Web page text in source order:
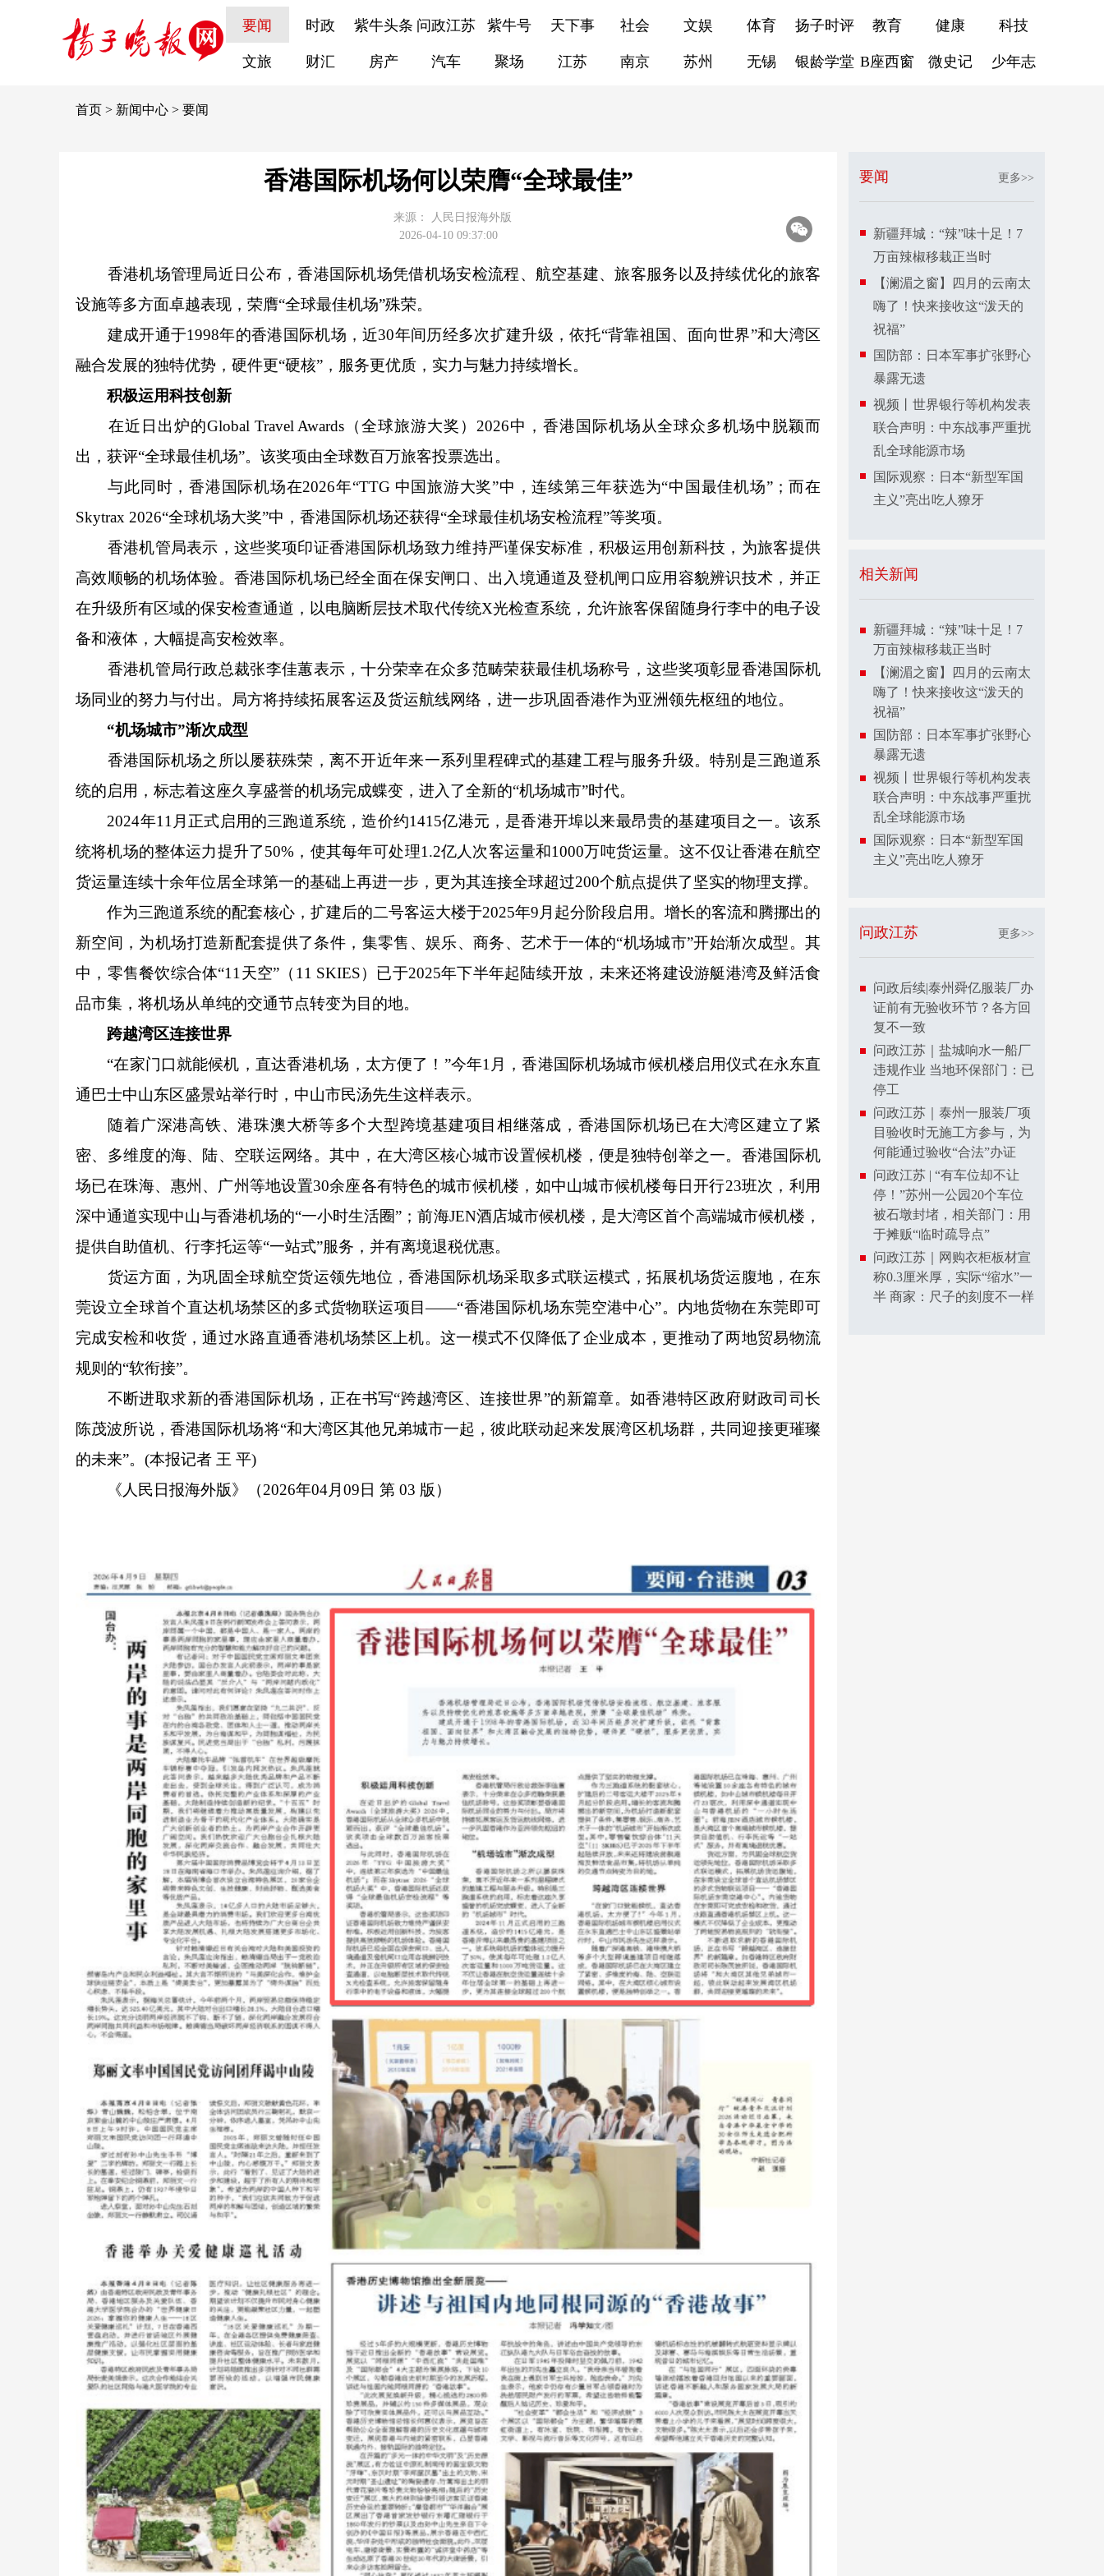
要闻 时政 紫牛头条 问政江苏 紫牛号 天下事 社会 文娱 体育 扬子时评 教育 健康 科技
文旅 财汇 房产 汽车 聚场 江苏 南京 苏州 无锡 银龄学堂 B座西窗 微史记 少年志
首页 > 新闻中心 > 要闻
香港国际机场何以荣膺“全球最佳”
来源：
人民日报海外版
2026-04-10 09:37:00
香港机场管理局近日公布，香港国际机场凭借机场安检流程、航空基建、旅客服务以及持续优化的旅客
设施等多方面卓越表现，荣膺“全球最佳机场”殊荣。
建成开通于1998年的香港国际机场，近30年间历经多次扩建升级，依托“背靠祖国、面向世界”和大湾区
融合发展的独特优势，硬件更“硬核”，服务更优质，实力与魅力持续增长。
积极运用科技创新
在近日出炉的Global Travel Awards（全球旅游大奖）2026中，香港国际机场从全球众多机场中脱颖而
出，获评“全球最佳机场”。该奖项由全球数百万旅客投票选出。
与此同时，香港国际机场在2026年“TTG 中国旅游大奖”中，连续第三年获选为“中国最佳机场”；而在
Skytrax 2026“全球机场大奖”中，香港国际机场还获得“全球最佳机场安检流程”等奖项。
香港机管局表示，这些奖项印证香港国际机场致力维持严谨保安标准，积极运用创新科技，为旅客提供
高效顺畅的机场体验。香港国际机场已经全面在保安闸口、出入境通道及登机闸口应用容貌辨识技术，并正
在升级所有区域的保安检查通道，以电脑断层技术取代传统X光检查系统，允许旅客保留随身行李中的电子设
备和液体，大幅提高安检效率。
香港机管局行政总裁张李佳蕙表示，十分荣幸在众多范畴荣获最佳机场称号，这些奖项彰显香港国际机
场同业的努力与付出。局方将持续拓展客运及货运航线网络，进一步巩固香港作为亚洲领先枢纽的地位。
“机场城市”渐次成型
香港国际机场之所以屡获殊荣，离不开近年来一系列里程碑式的基建工程与服务升级。特别是三跑道系
统的启用，标志着这座久享盛誉的机场完成蝶变，进入了全新的“机场城市”时代。
2024年11月正式启用的三跑道系统，造价约1415亿港元，是香港开埠以来最昂贵的基建项目之一。该系
统将机场的整体运力提升了50%，使其每年可处理1.2亿人次客运量和1000万吨货运量。这不仅让香港在航空
货运量连续十余年位居全球第一的基础上再进一步，更为其连接全球超过200个航点提供了坚实的物理支撑。
作为三跑道系统的配套核心，扩建后的二号客运大楼于2025年9月起分阶段启用。增长的客流和腾挪出的
新空间，为机场打造新配套提供了条件，集零售、娱乐、商务、艺术于一体的“机场城市”开始渐次成型。其
中，零售餐饮综合体“11天空”（11 SKIES）已于2025年下半年起陆续开放，未来还将建设游艇港湾及鲜活食
品市集，将机场从单纯的交通节点转变为目的地。
跨越湾区连接世界
“在家门口就能候机，直达香港机场，太方便了！”今年1月，香港国际机场城市候机楼启用仪式在永东直
通巴士中山东区盛景站举行时，中山市民汤先生这样表示。
随着广深港高铁、港珠澳大桥等多个大型跨境基建项目相继落成，香港国际机场已在大湾区建立了紧
密、多维度的海、陆、空联运网络。其中，在大湾区核心城市设置候机楼，便是独特创举之一。香港国际机
场已在珠海、惠州、广州等地设置30余座各有特色的城市候机楼，如中山城市候机楼每日开行23班次，利用
深中通道实现中山与香港机场的“一小时生活圈”；前海JEN酒店城市候机楼，是大湾区首个高端城市候机楼，
提供自助值机、行李托运等“一站式”服务，并有离境退税优惠。
货运方面，为巩固全球航空货运领先地位，香港国际机场采取多式联运模式，拓展机场货运腹地，在东
莞设立全球首个直达机场禁区的多式货物联运项目——“香港国际机场东莞空港中心”。内地货物在东莞即可
完成安检和收货，通过水路直通香港机场禁区上机。这一模式不仅降低了企业成本，更推动了两地贸易物流
规则的“软衔接”。
不断进取求新的香港国际机场，正在书写“跨越湾区、连接世界”的新篇章。如香港特区政府财政司司长
陈茂波所说，香港国际机场将“和大湾区其他兄弟城市一起，彼此联动起来发展湾区机场群，共同迎接更璀璨
的未来”。(本报记者 王 平)
《人民日报海外版》（2026年04月09日 第 03 版）
要闻 更多>>
新疆拜城：“辣”味十足！7
万亩辣椒移栽正当时
【澜湄之窗】四月的云南太
嗨了！快来接收这“泼天的
祝福”
国防部：日本军事扩张野心
暴露无遗
视频丨世界银行等机构发表
联合声明：中东战事严重扰
乱全球能源市场
国际观察：日本“新型军国
主义”亮出吃人獠牙
相关新闻
新疆拜城：“辣”味十足！7
万亩辣椒移栽正当时
【澜湄之窗】四月的云南太
嗨了！快来接收这“泼天的
祝福”
国防部：日本军事扩张野心
暴露无遗
视频丨世界银行等机构发表
联合声明：中东战事严重扰
乱全球能源市场
国际观察：日本“新型军国
主义”亮出吃人獠牙
问政江苏 更多>>
问政后续|泰州舜亿服装厂办
证前有无验收环节？各方回
复不一致
问政江苏｜盐城响水一船厂
违规作业 当地环保部门：已
停工
问政江苏｜泰州一服装厂项
目验收时无施工方参与，为
何能通过验收“合法”办证
问政江苏 | “有车位却不让
停！”苏州一公园20个车位
被石墩封堵，相关部门：用
于摊贩“临时疏导点”
问政江苏｜网购衣柜板材宣
称0.3厘米厚，实际“缩水”一
半 商家：尺子的刻度不一样